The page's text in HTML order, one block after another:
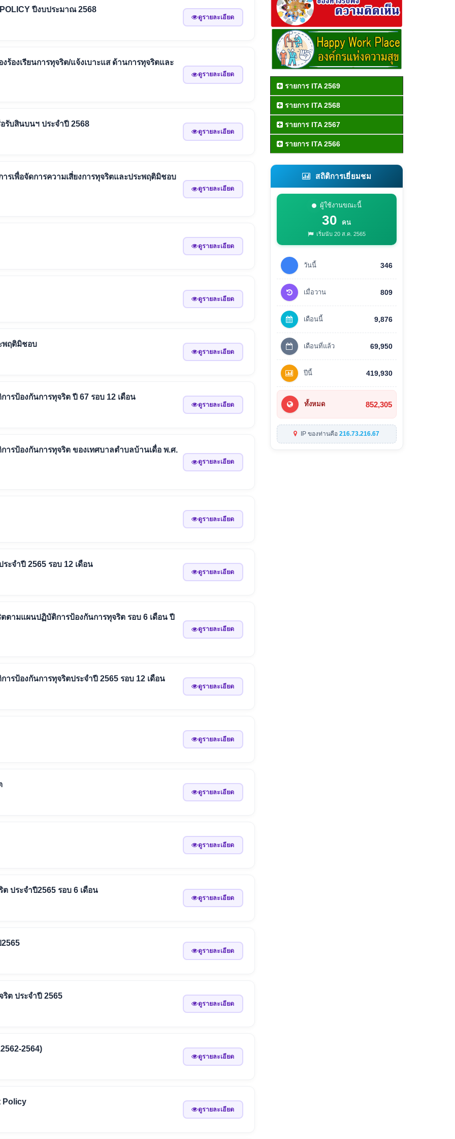
ปีงบประมาณ 2568
ดูรายละเอียด
ร้องเรียนการทุจริต/แจ้งเบาะแส ด้านการทุจริตและ
ดูรายละเอียด
อรับสินบนฯ ประจำปี 2568
ดูรายละเอียด
รเพื่อจัดการความเสี่ยงการทุจริตและประพฤติมิชอบ
ดูรายละเอียด
ดูรายละเอียด
ดูรายละเอียด
พฤติมิชอบ
ดูรายละเอียด
รป้องกันการทุจริต ปี 67 รอบ 12 เดือน
ดูรายละเอียด
รป้องกันการทุจริต ของเทศบาลตำบลบ้านเดื่อ พ.ศ.
ดูรายละเอียด
ดูรายละเอียด
ะจำปี 2565 รอบ 12 เดือน
ดูรายละเอียด
ตามแผนปฏิบัติการป้องกันการทุจริต รอบ 6 เดือน ปี
ดูรายละเอียด
รป้องกันการทุจริตประจำปี 2565 รอบ 12 เดือน
ดูรายละเอียด
ดูรายละเอียด
ดูรายละเอียด
ดูรายละเอียด
ประจำปี2565 รอบ 6 เดือน
ดูรายละเอียด
ดูรายละเอียด
ริต ประจำปี 2565
ดูรายละเอียด
2564)
ดูรายละเอียด
Policy
ดูรายละเอียด
รายการ ITA 2569
รายการ ITA 2568
รายการ ITA 2567
รายการ ITA 2566
สถิติการเยี่ยมชม
ผู้ใช้งานขณะนี้
30 คน
เริ่มนับ 20 ส.ค. 2565
วันนี้ 346
เมื่อวาน 809
เดือนนี้ 9,876
เดือนที่แล้ว 69,950
ปีนี้ 419,930
ทั้งหมด 852,305
IP ของท่านคือ216.73.216.67